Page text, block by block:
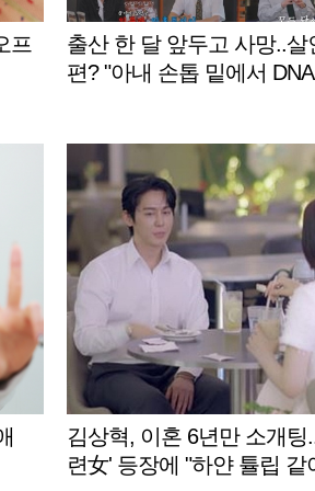
프
출산 한 달 앞두고 사망..살
편? "아내 손톱 밑에서
김상혁, 이혼 6년만 소개팅
련女' 등장에 "하얀 튤립 같